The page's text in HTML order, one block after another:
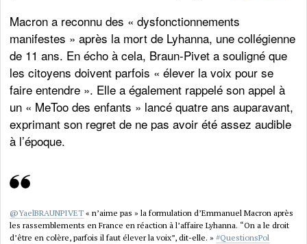
Macron a reconnu des « dysfonctionnements
manifestes » après la mort de Lyhanna, une collégienne
de 11 ans. En écho à cela, Braun-Pivet a souligné que
les citoyens doivent parfois « élever la voix pour se
faire entendre ». Elle a également rappelé son appel à
un « MeToo des enfants » lancé quatre ans auparavant,
exprimant son regret de ne pas avoir été assez audible
à l’époque.
@YaelBRAUNPIVET « n’aime pas » la formulation d’Emmanuel Macron après
les rassemblements en France en réaction à l’affaire Lyhanna. “On a le droit
d’être en colère, parfois il faut élever la voix”, dit-elle. »#QuestionsPol